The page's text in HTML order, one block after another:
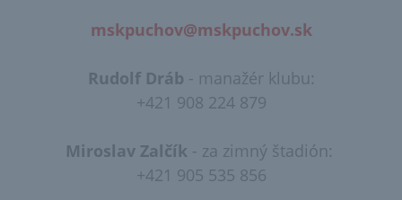
mskpuchov@mskpuchov.sk
Rudolf Dráb ​ - manažér klubu:
+421 908 224 879
Miroslav Zalčík - za zimný štadión:
+421 905 535 856